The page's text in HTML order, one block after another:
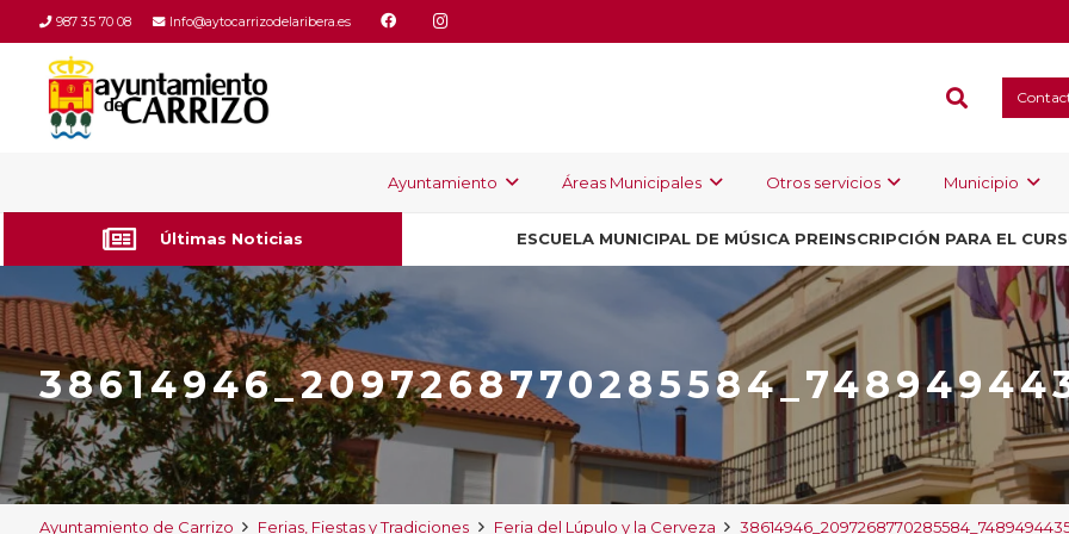
987 35 70 08 Info@aytocarrizodelaribera.es
Ayuntamiento Áreas Municipales Otros servicios Municipio
Últimas Noticias ESCUELA MUNICIPAL DE MÚSICA PREINSCRIPCIÓN PARA EL
Ayuntamiento de Carrizo Ferias, Fiestas y Tradiciones Feria del Lúpulo y la Cerveza